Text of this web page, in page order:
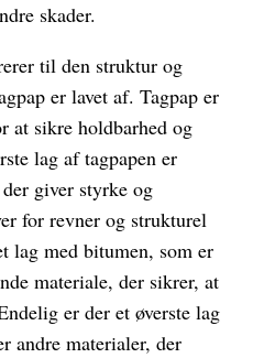
skader.
til den struktur og
er lavet af. Tagpap er
at sikre holdbarhed og
lag af tagpapen er
giver styrke og
for revner og strukturel
lag med bitumen, som er
materiale, der sikrer, at
er der et øverste lag
andre materialer, der